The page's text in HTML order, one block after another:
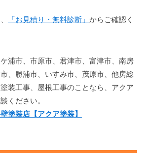
「お見積り・無料診断」 からご確認く
浦市、市原市、君津市、富津市、南房
、勝浦市、いすみ市、茂原市、他房総
装工事、屋根工事のことなら、アクア
ください。
塗装店【アクア塗装】